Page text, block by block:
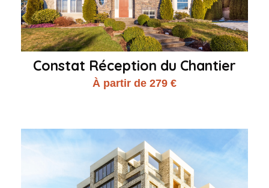
Constat Réception du Chantier
À partir de 279 €